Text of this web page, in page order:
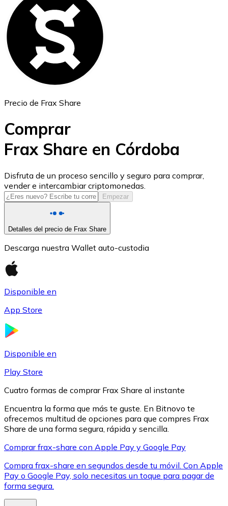
Ethereum
USD Coin
USDC
XRP
XRP
Precio de Frax Share
Comprar
Frax Share en Córdoba
Disfruta de un proceso sencillo y seguro para comprar,
vender e intercambiar criptomonedas.
Empezar
Detalles del precio de Frax Share
Descarga nuestra Wallet auto-custodia
Disponible en
App Store
Disponible en
Play Store
Cuatro formas de comprar Frax Share al instante
Encuentra la forma que más te guste. En Bitnovo te
ofrecemos multitud de opciones para que compres Frax
Share de una forma segura, rápida y sencilla.
Comprar frax-share con Apple Pay y Google Pay
Compra frax-share en segundos desde tu móvil. Con Apple
Pay o Google Pay, solo necesitas un toque para pagar de
forma segura.